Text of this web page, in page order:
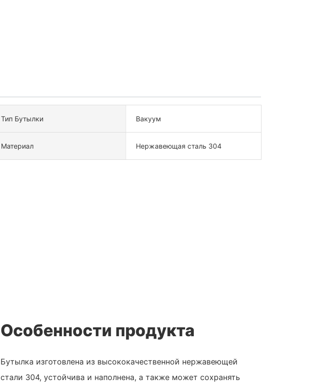
Тип Бутылки Вакуум
Материал Нержавеющая сталь 304
Особенности продукта
Бутылка изготовлена ​​из высококачественной нержавеющей
стали 304, устойчива и наполнена, а также может сохранять